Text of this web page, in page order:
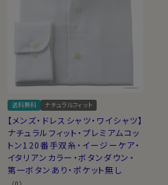
送料無料 ナチュラルフィット
【メンズ・ドレスシャツ・ワイシャツ】
ナチュラルフィット・プレミアムコッ
トン120番手双糸・イージーケア・
イタリアンカラー・ボタンダウン・
第一ボタンあり・ポケット無し